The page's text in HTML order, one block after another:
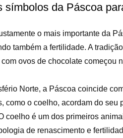
símbolos da Páscoa
o mais importante da
também a fertilidade. A
ovos de chocolate começou
Norte, a Páscoa coincide
como o coelho, acordam do
coelho é um dos primeiros
de renascimento e